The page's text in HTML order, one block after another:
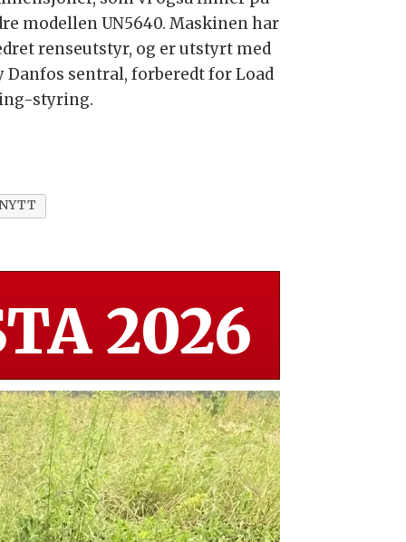
modellen UN5640. Maskinen har
renseutstyr, og er utstyrt med
Danfos sentral, forberedt for Load
styring.
2026